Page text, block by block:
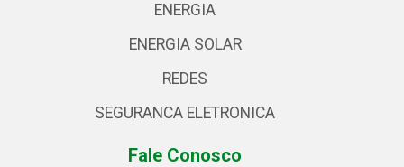
ENERGIA
ENERGIA SOLAR
REDES
SEGURANCA ELETRONICA
Fale Conosco